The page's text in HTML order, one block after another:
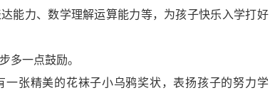
能力、数学理解运算能力等，为孩子快乐入学打好
多一点鼓励。
张精美的花袜子小乌鸦奖状，表扬孩子的努力学